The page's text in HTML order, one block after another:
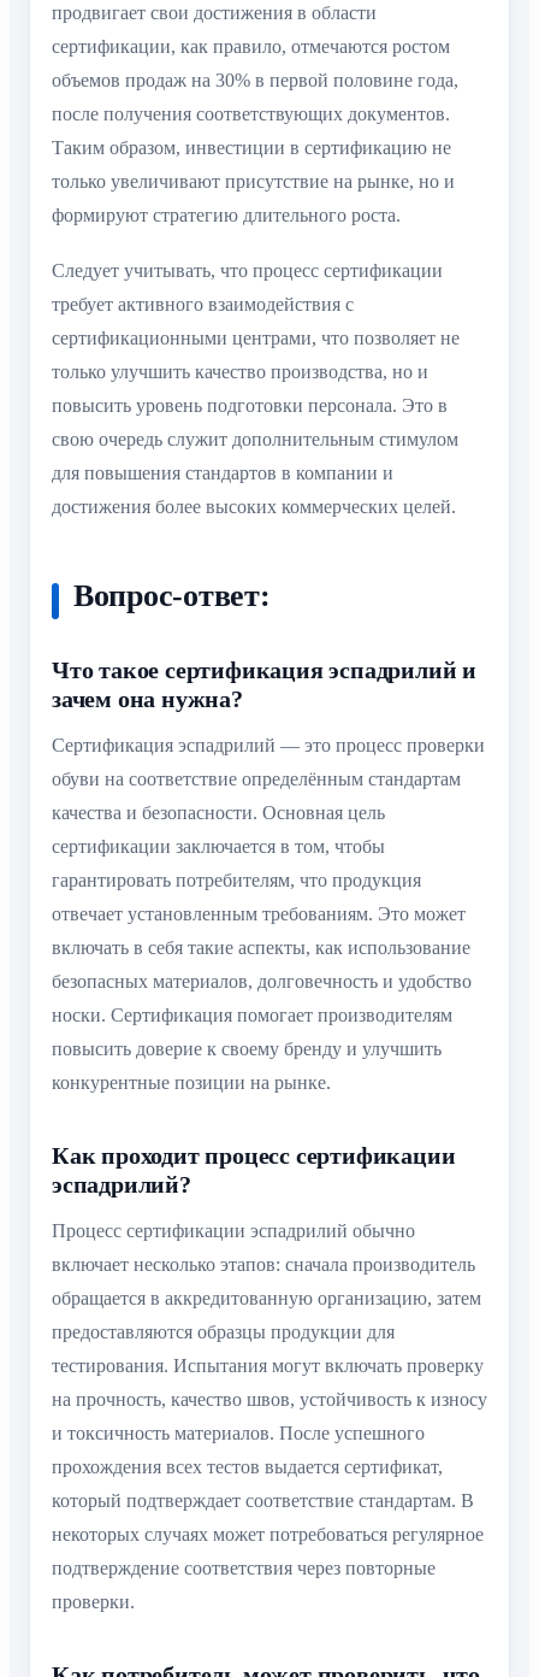
продвигает свои достижения в области
сертификации, как правило, отмечаются ростом
объемов продаж на 30% в первой половине года,
после получения соответствующих документов.
Таким образом, инвестиции в сертификацию не
только увеличивают присутствие на рынке, но и
формируют стратегию длительного роста.
Следует учитывать, что процесс сертификации
требует активного взаимодействия с
сертификационными центрами, что позволяет не
только улучшить качество производства, но и
повысить уровень подготовки персонала. Это в
свою очередь служит дополнительным стимулом
для повышения стандартов в компании и
достижения более высоких коммерческих целей.
Вопрос-ответ:
Что такое сертификация эспадрилий и
зачем она нужна?
Сертификация эспадрилий — это процесс проверки
обуви на соответствие определённым стандартам
качества и безопасности. Основная цель
сертификации заключается в том, чтобы
гарантировать потребителям, что продукция
отвечает установленным требованиям. Это может
включать в себя такие аспекты, как использование
безопасных материалов, долговечность и удобство
носки. Сертификация помогает производителям
повысить доверие к своему бренду и улучшить
конкурентные позиции на рынке.
Как проходит процесс сертификации
эспадрилий?
Процесс сертификации эспадрилий обычно
включает несколько этапов: сначала производитель
обращается в аккредитованную организацию, затем
предоставляются образцы продукции для
тестирования. Испытания могут включать проверку
на прочность, качество швов, устойчивость к износу
и токсичность материалов. После успешного
прохождения всех тестов выдается сертификат,
который подтверждает соответствие стандартам. В
некоторых случаях может потребоваться регулярное
подтверждение соответствия через повторные
проверки.